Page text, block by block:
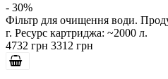
- 30%
Фільтр для очищення води.
г. Ресурс картриджа: ~2000 л.
4732 грн 3312 грн